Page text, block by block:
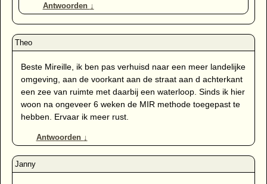
Antwoorden ↓
Beste Mireille, ik ben pas verhuisd naar een meer landelijke
omgeving, aan de voorkant aan de straat aan d achterkant
een zee van ruimte met daarbij een waterloop. Sinds ik hier
woon na ongeveer 6 weken de MIR methode toegepast te
hebben. Ervaar ik meer rust.
Antwoorden ↓